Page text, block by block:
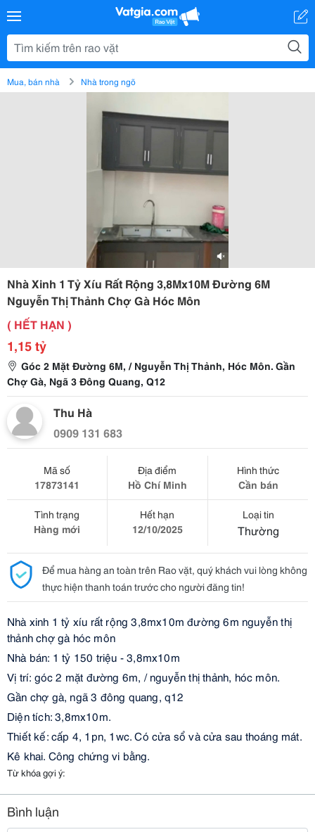
Mua, bán nhà Nhà trong ngõ
Nhà Xinh 1 Tỷ Xíu Rất Rộng 3,8Mx10M Đường 6M
Nguyễn Thị Thảnh Chợ Gà Hóc Môn
( HẾT HẠN )
1,15 tỷ
Góc 2 Mặt Đường 6M, / Nguyễn Thị Thảnh, Hóc Môn. Gần
Chợ Gà, Ngã 3 Đông Quang, Q12
Thu Hà
0909 131 683
Mã số
17873141
Địa điểm
Hồ Chí Minh
Hình thức
Cần bán
Tình trạng
Hàng mới
Hết hạn
12/10/2025
Loại tin
Thường
Để mua hàng an toàn trên Rao vặt, quý khách vui lòng không
thực hiện thanh toán trước cho người đăng tin!
Nhà xinh 1 tỷ xíu rất rộng 3,8mx10m đường 6m nguyễn thị
thảnh chợ gà hóc môn
Nhà bán: 1 tỷ 150 triệu - 3,8mx10m
Vị trí: góc 2 mặt đường 6m, / nguyễn thị thảnh, hóc môn.
Gần chợ gà, ngã 3 đông quang, q12
Diện tích: 3,8mx10m.
Thiết kế: cấp 4, 1pn, 1wc. Có cửa sổ và cửa sau thoáng mát.
Kê khai. Công chứng vi bằng.
Từ khóa gợi ý:
Bình luận